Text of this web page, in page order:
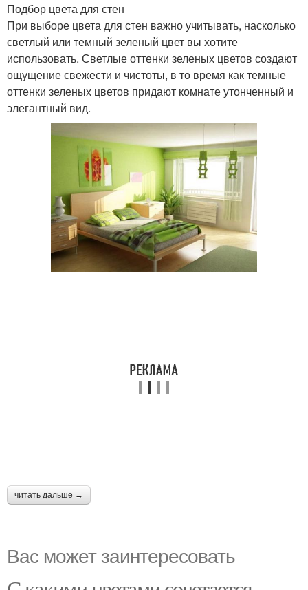
Подбор цвета для стен
При выборе цвета для стен важно учитывать, насколько
светлый или темный зеленый цвет вы хотите
использовать. Светлые оттенки зеленых цветов создают
ощущение свежести и чистоты, в то время как темные
оттенки зеленых цветов придают комнате утонченный и
элегантный вид.
читать дальше →
Вас может заинтересовать